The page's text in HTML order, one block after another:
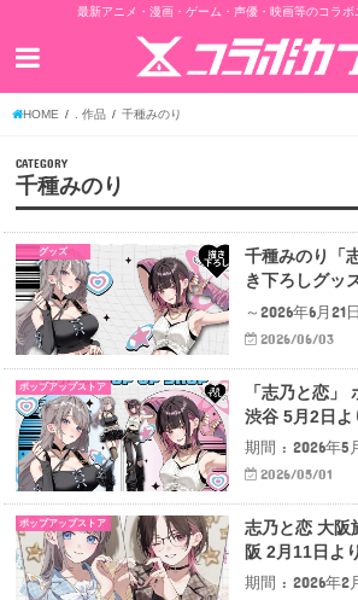
最新アニメ・漫画・ゲーム・声優・映画等のコラボ
HOME . 作品 千種みのり
CATEGORY
千種みのり
グッズ
千種みのり「
き下ろしグッ
～2026年6月21
2026/06/03
ポップアップストア
「志乃と恋」
渋谷 5月2日よ
期間 : 2026年5
2026/05/01
ポップアップストア
志乃と恋 大阪
阪 2月11日よ
期間 : 2026年2